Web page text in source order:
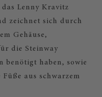
Lenny Kravitz
zeichnet sich durch
Gehäuse,
die Steinway
benötigt haben, sowie
aus schwarzem